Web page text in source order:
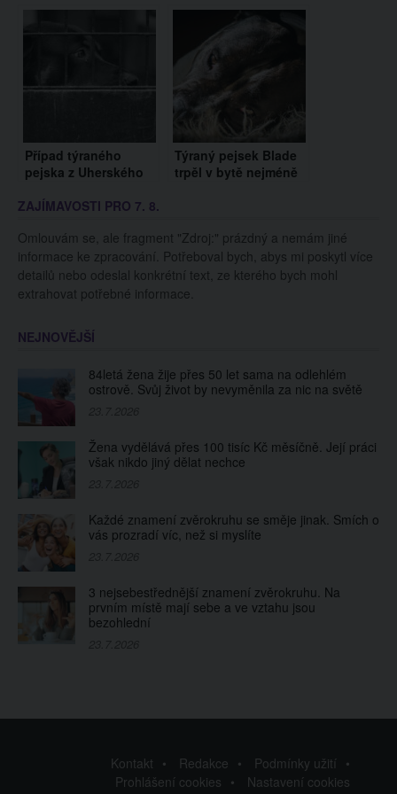
se vyjádřili Hana
Mašlíková, Anna K.
nebo Jiří Pospíšil
Případ týraného
pejska z Uherského
Českem. Jak může
takového?
Týraný pejsek Blade
trpěl v bytě nejméně
netýká
ZAJÍMAVOSTI PRO 7. 8.
Omlouvám se, ale fragment "Zdroj:" prázdný a nemám jiné
informace ke zpracování. Potřeboval bych, abys mi poskytl více
detailů nebo odeslal konkrétní text, ze kterého bych mohl
extrahovat potřebné informace.
NEJNOVĚJŠÍ
84letá žena žije přes 50 let sama na odlehlém
ostrově. Svůj život by nevyměnila za nic na světě
Žena vydělává přes 100 tisíc Kč měsíčně. Její práci
však nikdo jiný dělat nechce
Každé znamení zvěrokruhu se směje jinak. Smích o
vás prozradí víc, než si myslíte
3 nejsebestřednější znamení zvěrokruhu. Na
prvním místě mají sebe a ve vztahu jsou
bezohlední
Kontakt Redakce
Podmínky užití
Prohlášení cookies
Nastavení cookies